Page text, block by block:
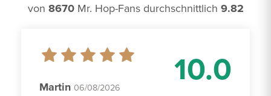
von 8670Mr. Hop-Fans durchschnittlich 9.82
10.0
Martin 06/08/2026